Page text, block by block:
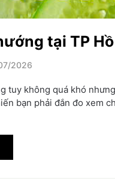
tại TP
2026
tuy không quá khó
bạn phải đắn đo xem